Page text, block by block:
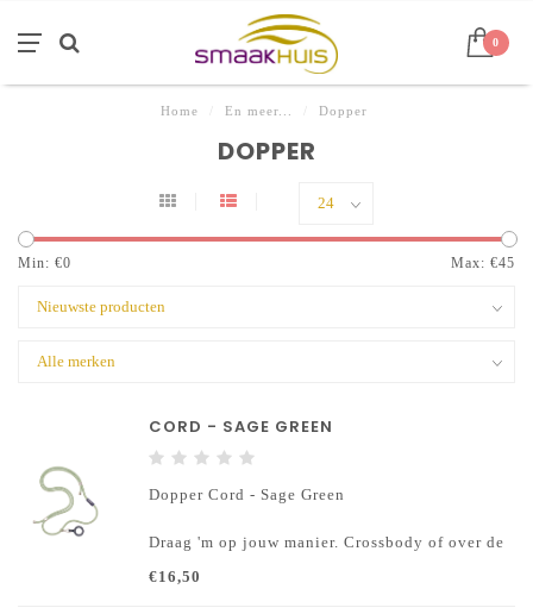
0
Home En meer... Dopper
DOPPER
Min: €0 Max: €45
CORD - SAGE GREEN
Dopper Cord - Sage Green
Draag 'm op jouw manier. Crossbody of over de
100% gerecycled. Het koord is volledig
€16,50